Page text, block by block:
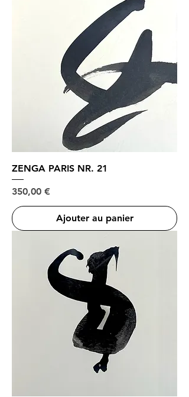
ZENGA PARIS NR. 21
Prix
350,00 €
Ajouter au panier